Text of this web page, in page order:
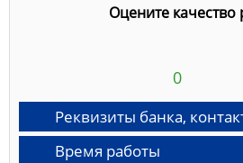
Оцените качество
0
Реквизиты банка,
Время работы